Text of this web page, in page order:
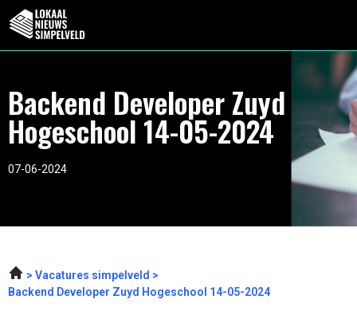
Backend Developer Zuyd
Hogeschool 14-05-2024
07-06-2024
Vacatures simpelveld
Backend Developer Zuyd Hogeschool 14-05-2024